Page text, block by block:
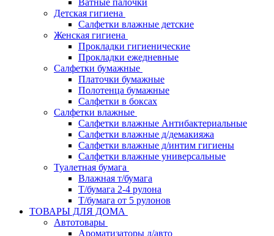
Ватные палочки
Детская гигиена
Салфетки влажные детские
Женская гигиена
Прокладки гигиенические
Прокладки ежедневные
Салфетки бумажные
Платочки бумажные
Полотенца бумажные
Салфетки в боксах
Салфетки влажные
Салфетки влажные Антибактериальные
Салфетки влажные д/демакияжа
Салфетки влажные д/интим гигиены
Салфетки влажные универсальные
Туалетная бумага
Влажная т/бумага
Т/бумага 2-4 рулона
Т/бумага от 5 рулонов
ТОВАРЫ ДЛЯ ДОМА
Автотовары
Ароматизаторы д/авто